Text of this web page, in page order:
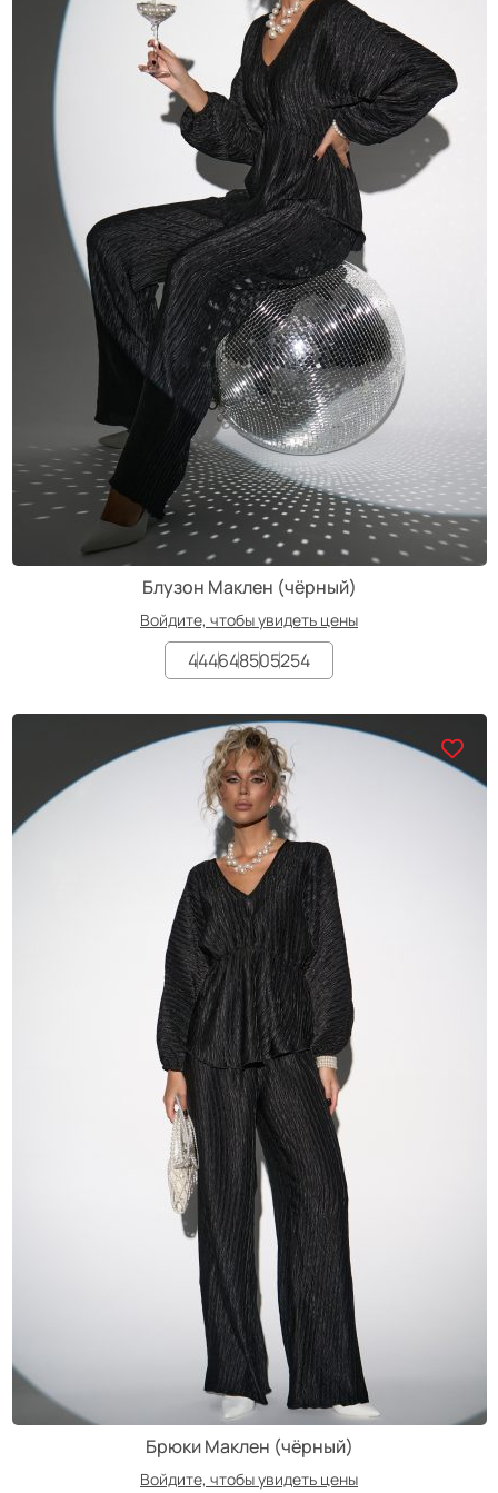
Блузон Маклен (чёрный)
Войдите, чтобы увидеть цены
444648505254
Брюки Маклен (чёрный)
Войдите, чтобы увидеть цены